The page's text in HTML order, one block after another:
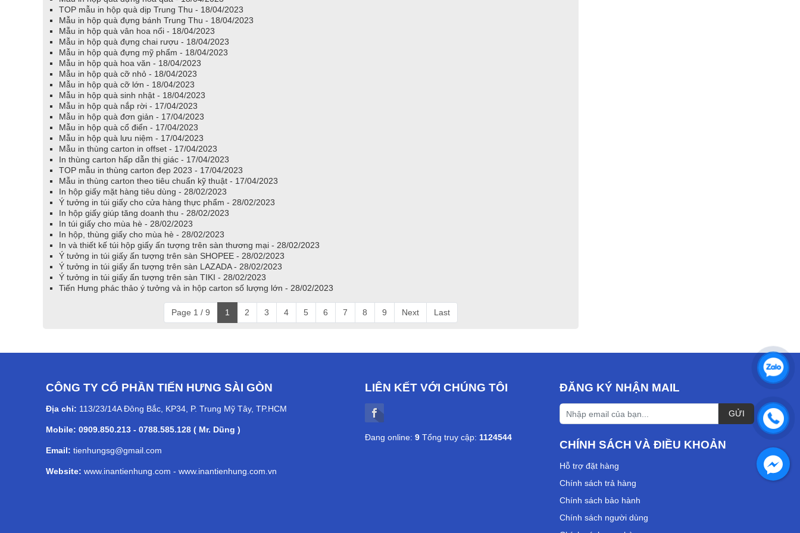
TOP mẫu in hộp quà dịp Trung Thu - 18/04/2023
Mẫu in hộp quà đựng bánh Trung Thu - 18/04/2023
Mẫu in hộp quà vân hoa nổi - 18/04/2023
Mẫu in hộp quà đựng chai rượu - 18/04/2023
Mẫu in hộp quà đựng mỹ phẩm - 18/04/2023
Mẫu in hộp quà hoa văn - 18/04/2023
Mẫu in hộp quà cỡ nhỏ - 18/04/2023
Mẫu in hộp quà cỡ lớn - 18/04/2023
Mẫu in hộp quà sinh nhật - 18/04/2023
Mẫu in hộp quà nắp rời - 17/04/2023
Mẫu in hộp quà đơn giản - 17/04/2023
Mẫu in hộp quà cổ điển - 17/04/2023
Mẫu in hộp quà lưu niệm - 17/04/2023
Mẫu in thùng carton in offset - 17/04/2023
In thùng carton hấp dẫn thị giác - 17/04/2023
TOP mẫu in thùng carton đẹp 2023 - 17/04/2023
Mẫu in thùng carton theo tiêu chuẩn kỹ thuật - 17/04/2023
In hộp giấy mặt hàng tiêu dùng - 28/02/2023
Ý tưởng in túi giấy cho cửa hàng thực phẩm - 28/02/2023
In hộp giấy giúp tăng doanh thu - 28/02/2023
In túi giấy cho mùa hè - 28/02/2023
In hộp, thùng giấy cho mùa hè - 28/02/2023
In và thiết kế túi hộp giấy ấn tượng trên sàn thương mại - 28/02/2023
Ý tưởng in túi giấy ấn tượng trên sàn SHOPEE - 28/02/2023
Ý tưởng in túi giấy ấn tượng trên sàn LAZADA - 28/02/2023
Ý tưởng in túi giấy ấn tượng trên sàn TIKI - 28/02/2023
Tiến Hưng phác thảo ý tưởng và in hộp carton số lượng lớn - 28/02/2023
Page 1 / 9 1 2 3 4 5 6 7 8 9 Next Last
CÔNG TY CỔ PHẦN TIẾN HƯNG SÀI GÒN
Địa chỉ: 113/23/14A Đông Bắc, KP34, P. Trung Mỹ Tây, TP.HCM
Mobile: 0909.850.213 - 0788.585.128 ( Mr. Dũng )
Email: tienhungsg@gmail.com
Website: www.inantienhung.com - www.inantienhung.com.vn
LIÊN KẾT VỚI CHÚNG TÔI
Đang online: 9 Tổng truy cập: 1124544
ĐĂNG KÝ NHẬN MAIL
CHÍNH SÁCH VÀ ĐIỀU KHOẢN
Hỗ trợ đặt hàng
Chính sách trả hàng
Chính sách bảo hành
Chính sách người dùng